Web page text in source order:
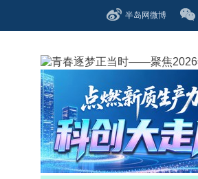
半岛网微博